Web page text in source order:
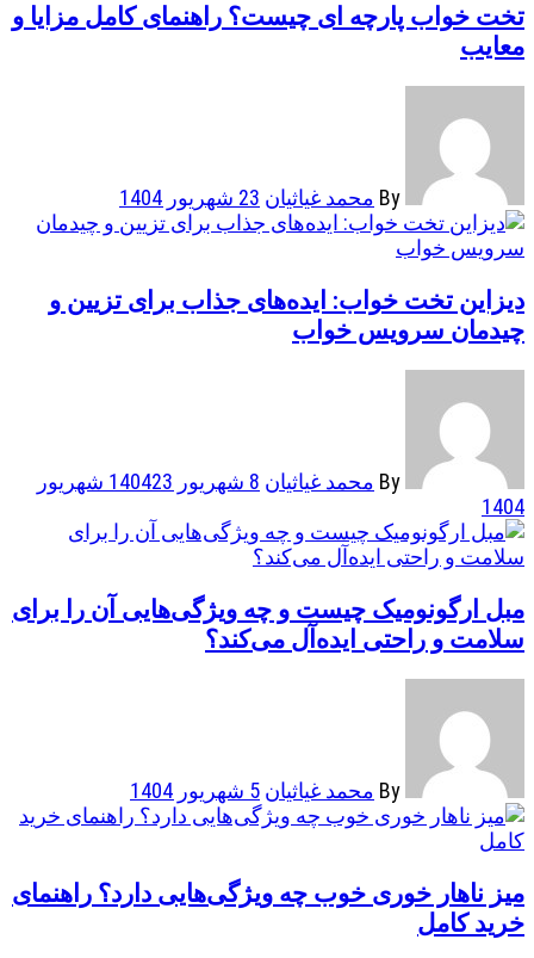
تخت خواب پارچه ای چیست؟ راهنمای کامل مزایا و
معایب
محمد غیاثیان 23 شهریور 1404
دیزاین تخت خواب: ایده‌های جذاب برای تزیین و
چیدمان سرویس خواب
محمد غیاثیان 8 شهریور 1404
23 شهریور
1404
مبل ارگونومیک چیست و چه ویژگی‌هایی آن را برای
سلامت و راحتی ایده‌آل می‌کند؟
محمد غیاثیان 5 شهریور 1404
میز ناهار خوری خوب چه ویژگی‌هایی دارد؟ راهنمای
خرید کامل